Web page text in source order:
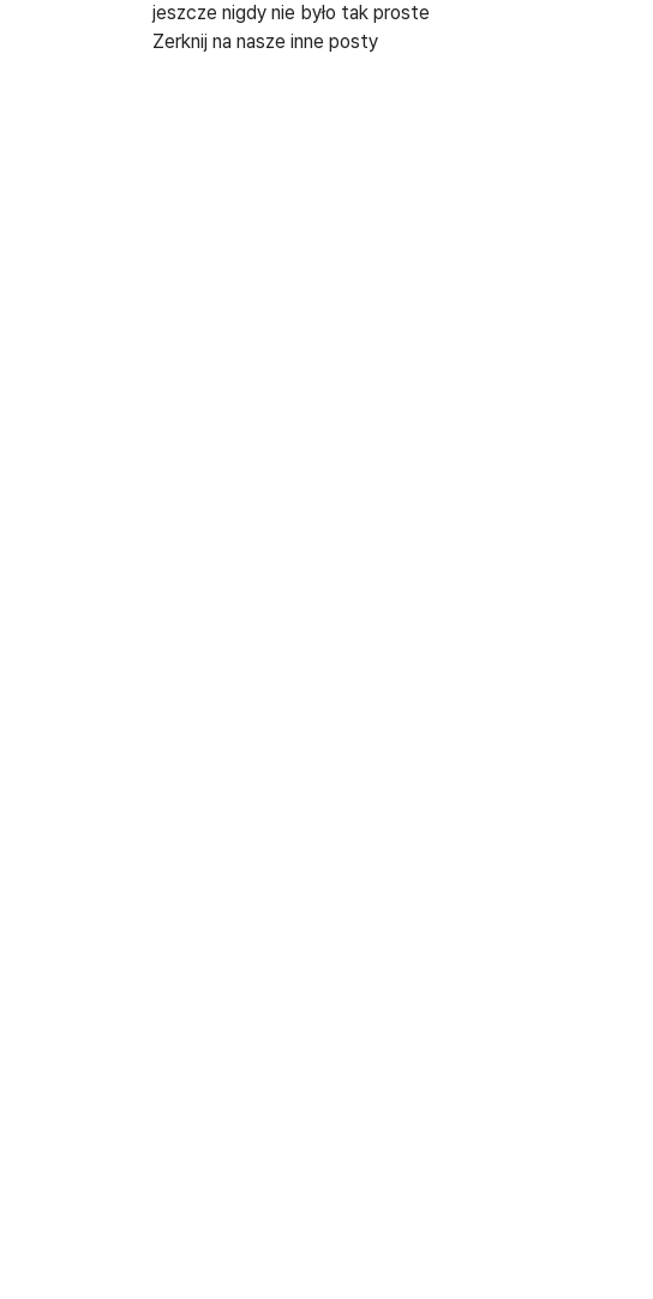
jeszcze nigdy nie było tak proste
Zerknij na nasze inne posty